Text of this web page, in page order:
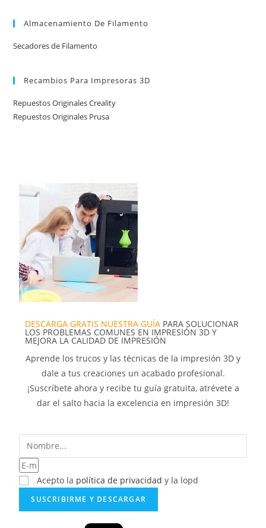
Almacenamiento De Filamento
Secadores de Filamento
Recambios Para Impresoras 3D
Repuestos Originales Creality
Repuestos Originales Prusa
DESCARGA GRATIS NUESTRA GUÍA PARA SOLUCIONAR
LOS PROBLEMAS COMUNES EN IMPRESIÓN 3D Y
MEJORA LA CALIDAD DE IMPRESIÓN
Aprende los trucos y las técnicas de la impresión 3D y
dale a tus creaciones un acabado profesional.
¡Suscríbete ahora y recibe tu guía gratuita, atrévete a
dar el salto hacia la excelencia en impresión 3D!
Acepto la política de privacidad y la lopd
SUSCRIBIRME Y DESCARGAR